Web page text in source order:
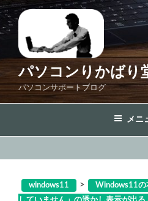
コ
ン
テ
ス
プ
パソコンりかばり
パソコンサポートブログ
メニ
windows11 >
Windows11の